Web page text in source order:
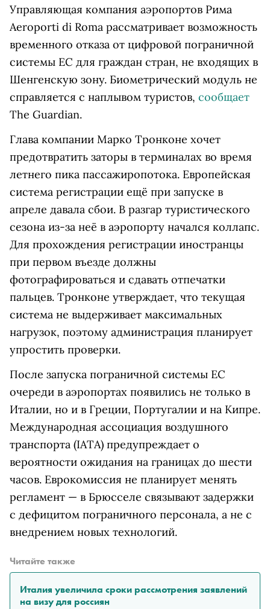
Управляющая компания аэропортов Рима
Aeroporti di Roma рассматривает возможность
временного отказа от цифровой пограничной
системы ЕС для граждан стран, не входящих в
Шенгенскую зону. Биометрический модуль не
справляется с наплывом туристов, сообщает
The Guardian.
Глава компании Марко Тронконе хочет
предотвратить заторы в терминалах во время
летнего пика пассажиропотока. Европейская
система регистрации ещё при запуске в
апреле давала сбои. В разгар туристического
сезона из-за неё в аэропорту начался коллапс.
Для прохождения регистрации иностранцы
при первом въезде должны
фотографироваться и сдавать отпечатки
пальцев. Тронконе утверждает, что текущая
система не выдерживает максимальных
нагрузок, поэтому администрация планирует
упростить проверки.
После запуска пограничной системы ЕС
очереди в аэропортах появились не только в
Италии, но и в Греции, Португалии и на Кипре.
Международная ассоциация воздушного
транспорта (IATA) предупреждает о
вероятности ожидания на границах до шести
часов. Еврокомиссия не планирует менять
регламент — в Брюсселе связывают задержки
с дефицитом пограничного персонала, а не с
внедрением новых технологий.
Читайте также
Италия увеличила сроки рассмотрения заявлений
на визу для россиян